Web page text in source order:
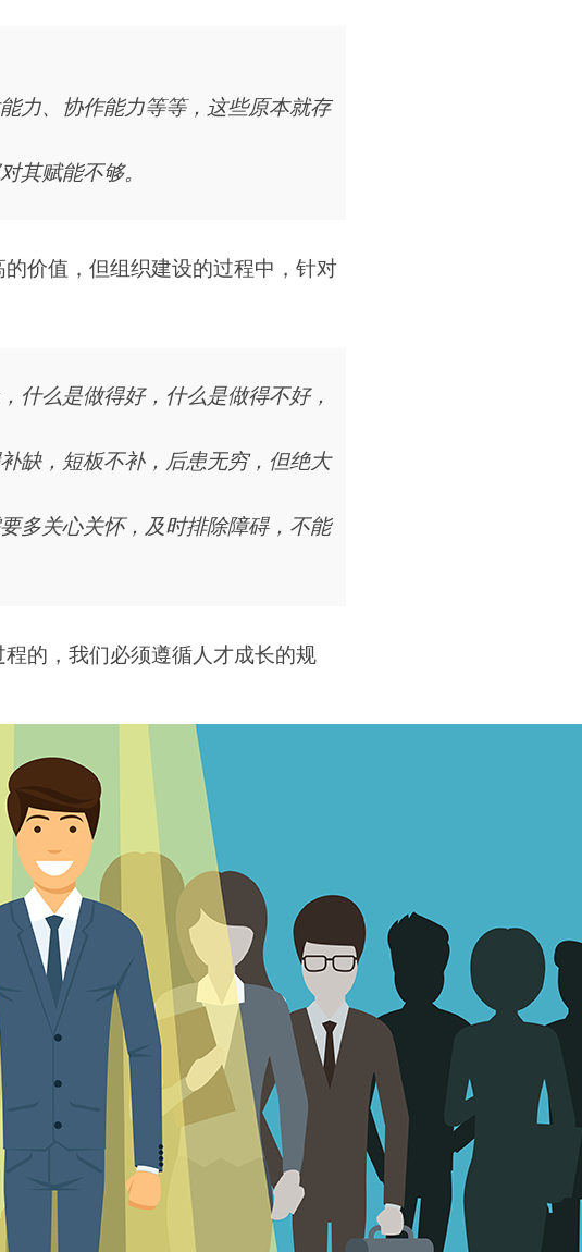
力、协作能力等等，这些原本就存
其赋能不够。
价值，但组织建设的过程中，针对
什么是做得好，什么是做得不好，
缺，短板不补，后患无穷，但绝大
多关心关怀，及时排除障碍，不能
的，我们必须遵循人才成长的规